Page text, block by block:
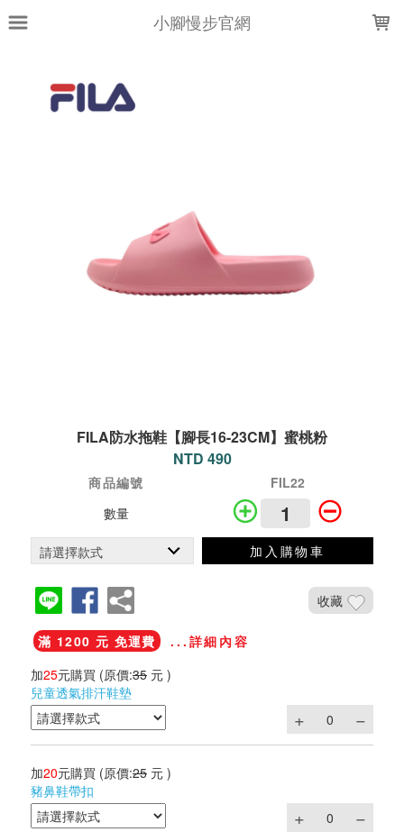
小腳慢步官網
FILA防水拖鞋【腳長16-23CM】蜜桃粉
NTD 490
商品編號
FIL22
數量
加入購物車
收藏
滿 1200 元 免運費
...詳細內容
加25元購買 (原價:35 元 )
兒童透氣排汗鞋墊
加20元購買 (原價:25 元 )
豬鼻鞋帶扣